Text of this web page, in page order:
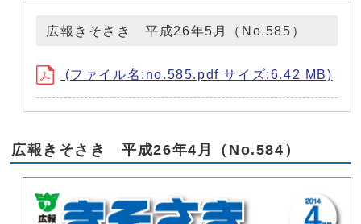
広報きそさき 平成26年5月（No.585）
(ファイル名:no.585.pdf サイズ:6.42 MB)
広報きそさき 平成26年4月（No.584）